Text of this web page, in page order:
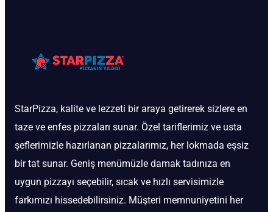
StarPizza, kalite ve lezzeti bir araya getirerek sizlere en
taze ve enfes pizzaları sunar. Özel tariflerimiz ve usta
şeflerimizle hazırlanan pizzalarımız, her lokmada eşsiz
bir tat sunar. Geniş menümüzle damak tadınıza en
uygun pizzayı seçebilir, sıcak ve hızlı servisimizle
farkımızı hissedebilirsiniz. Müşteri memnuniyetini her